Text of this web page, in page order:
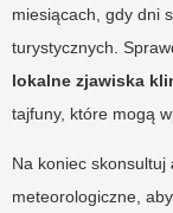
miesiącach, gdy dni
turystycznych.
lokalne zjawiska
tajfuny, które mogą
Na koniec skonsultuj
meteorologiczne,